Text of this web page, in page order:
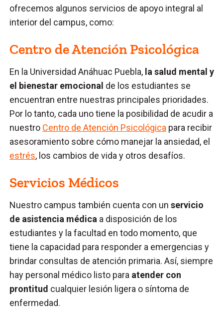
ofrecemos algunos servicios de apoyo integral al
interior del campus, como:
Centro de Atención Psicológica
En la Universidad Anáhuac Puebla, la salud mental y
el bienestar emocional de los estudiantes se
encuentran entre nuestras principales prioridades.
Por lo tanto, cada uno tiene la posibilidad de acudir a
nuestro Centro de Atención Psicológica para recibir
asesoramiento sobre cómo manejar la ansiedad, el
estrés, los cambios de vida y otros desafíos.
Servicios Médicos
Nuestro campus también cuenta con unservicio
de asistencia médica a disposición de los
estudiantes y la facultad en todo momento, que
tiene la capacidad para responder a emergencias y
brindar consultas de atención primaria. Así, siempre
hay personal médico listo para atender con
prontitud cualquier lesión ligera o síntoma de
enfermedad.